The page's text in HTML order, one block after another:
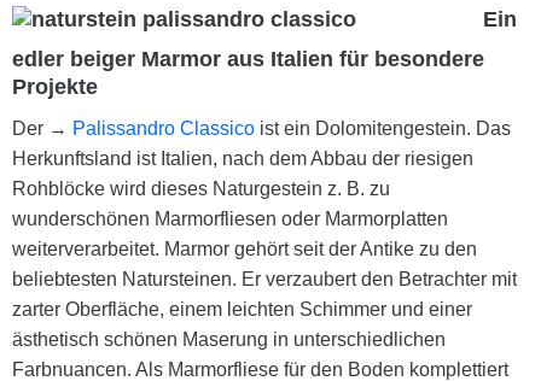
Ein
edler beiger Marmor aus Italien für besondere
Projekte
Der → Palissandro Classico ist ein Dolomitengestein. Das
Herkunftsland ist Italien, nach dem Abbau der riesigen
Rohblöcke wird dieses Naturgestein z. B. zu
wunderschönen Marmorfliesen oder Marmorplatten
weiterverarbeitet. Marmor gehört seit der Antike zu den
beliebtesten Natursteinen. Er verzaubert den Betrachter mit
zarter Oberfläche, einem leichten Schimmer und einer
ästhetisch schönen Maserung in unterschiedlichen
Farbnuancen. Als Marmorfliese für den Boden komplettiert